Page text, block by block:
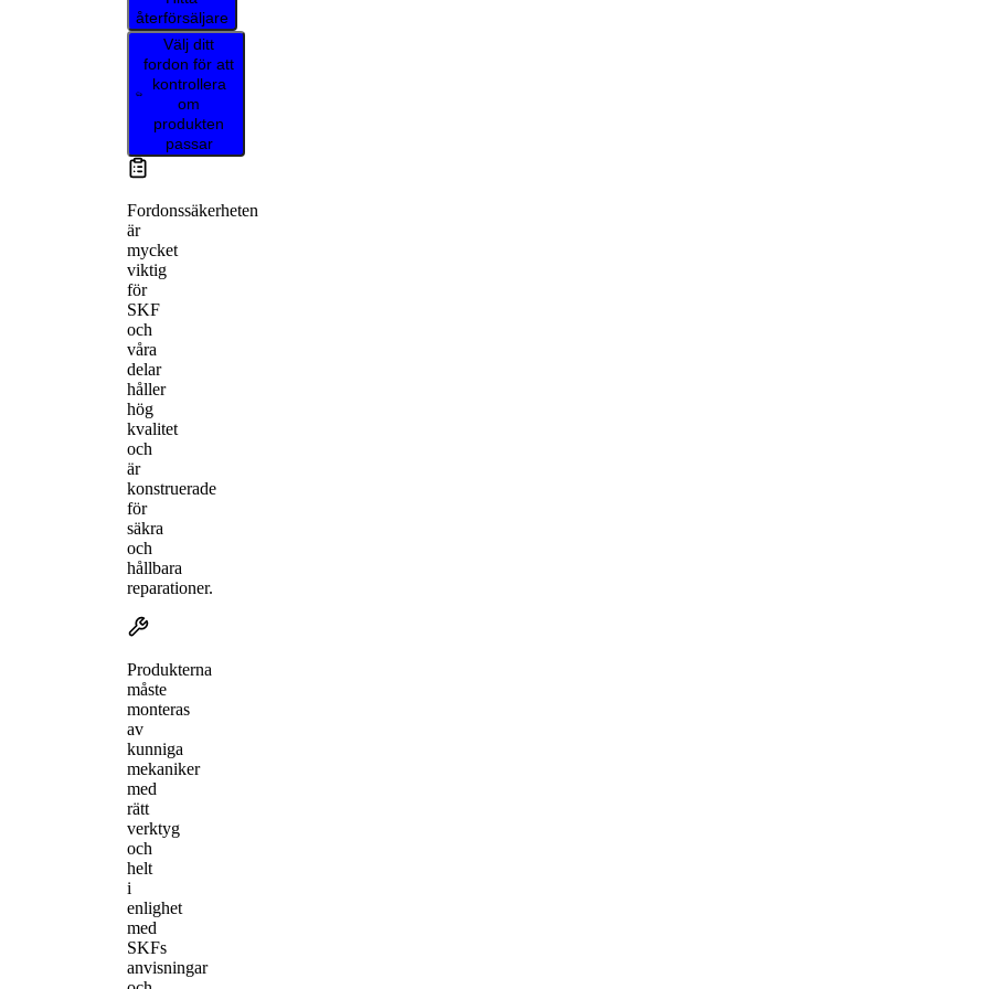
återförsäljare
Välj ditt
fordon för att
kontrollera
om
produkten
passar
Fordonssäkerheten
är
mycket
viktig
för
SKF
och
våra
delar
håller
hög
kvalitet
och
är
konstruerade
för
säkra
och
hållbara
reparationer.
Produkterna
måste
monteras
av
kunniga
mekaniker
med
rätt
verktyg
och
helt
i
enlighet
med
SKFs
anvisningar